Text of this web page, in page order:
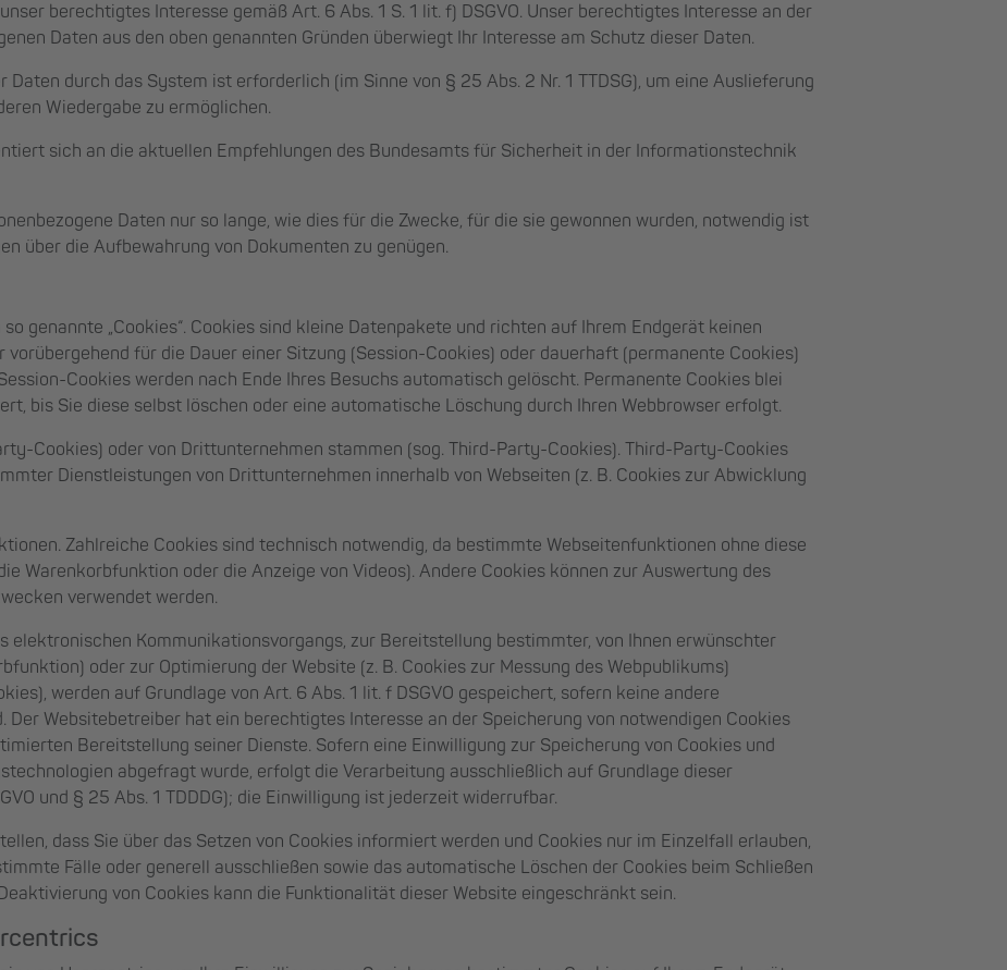
berechtigtes Interesse gemäß Art. 6 Abs. 1 S. 1 lit. f) DSGVO. Unser berechtigtes Interesse an der
Daten aus den oben genannten Gründen überwiegt Ihr Interesse am Schutz dieser Daten.
Daten durch das System ist erforderlich (im Sinne von § 25 Abs. 2 Nr. 1 TTDSG), um eine Auslieferung
Wiedergabe zu ermöglichen.
sich an die aktuellen Empfehlungen des Bundesamts für Sicherheit in der Informationstechnik
Daten nur so lange, wie dies für die Zwecke, für die sie gewonnen wurden, notwendig ist
über die Aufbewahrung von Dokumenten zu genügen.
genannte „Cookies“. Cookies sind kleine Datenpakete und richten auf Ihrem Endgerät keinen
vorübergehend für die Dauer einer Sitzung (Session-Cookies) oder dauerhaft (permanente Cookies)
Cookies werden nach Ende Ihres Besuchs automatisch gelöscht. Permanente Cookies blei
bis Sie diese selbst löschen oder eine automatische Löschung durch Ihren Webbrowser erfolgt.
Cookies) oder von Drittunternehmen stammen (sog. Third-Party-Cookies). Third-Party-Cookies
Dienstleistungen von Drittunternehmen innerhalb von Webseiten (z. B. Cookies zur Abwicklung
Zahlreiche Cookies sind technisch notwendig, da bestimmte Webseitenfunktionen ohne diese
Warenkorbfunktion oder die Anzeige von Videos). Andere Cookies können zur Auswertung des
verwendet werden.
elektronischen Kommunikationsvorgangs, zur Bereitstellung bestimmter, von Ihnen erwünschter
oder zur Optimierung der Website (z. B. Cookies zur Messung des Webpublikums)
werden auf Grundlage von Art. 6 Abs. 1 lit. f DSGVO gespeichert, sofern keine andere
Der Websitebetreiber hat ein berechtigtes Interesse an der Speicherung von notwendigen Cookies
Bereitstellung seiner Dienste. Sofern eine Einwilligung zur Speicherung von Cookies und
abgefragt wurde, erfolgt die Verarbeitung ausschließlich auf Grundlage dieser
und § 25 Abs. 1 TDDDG); die Einwilligung ist jederzeit widerrufbar.
dass Sie über das Setzen von Cookies informiert werden und Cookies nur im Einzelfall erlauben,
Fälle oder generell ausschließen sowie das automatische Löschen der Cookies beim Schließen
von Cookies kann die Funktionalität dieser Website eingeschränkt sein.